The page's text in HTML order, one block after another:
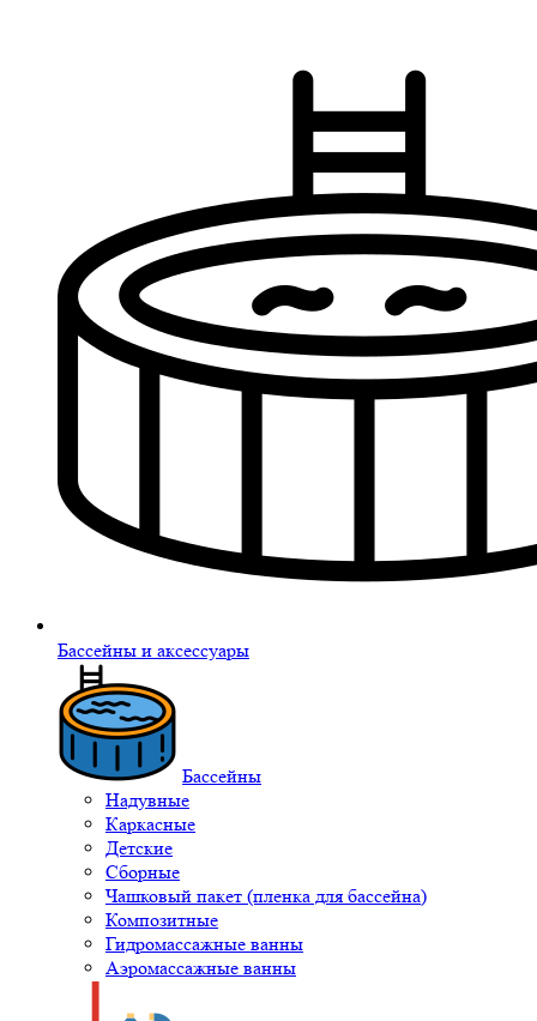
Бассейны и аксессуары
Бассейны
Надувные
Каркасные
Детские
Сборные
Чашковый пакет (пленка для бассейна)
Композитные
Гидромассажные ванны
Аэромассажные ванны